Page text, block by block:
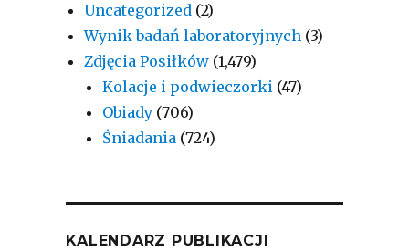
Uncategorized (2)
Wynik badań laboratoryjnych (3)
Zdjęcia Posiłków (1,479)
Kolacje i podwieczorki (47)
Obiady (706)
Śniadania (724)
KALENDARZ PUBLIKACJI